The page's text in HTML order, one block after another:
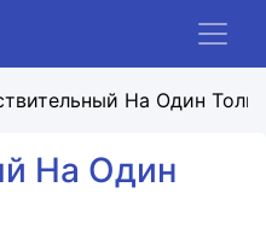
На Один
На Один